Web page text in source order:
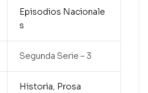
Episodios Nacionale
s
Segunda Serie – 3
Historia, Prosa